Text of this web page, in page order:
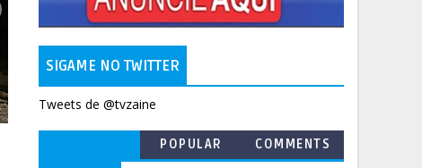
SIGAME NO TWITTER
Tweets de @tvzaine
POPULAR COMMENTS